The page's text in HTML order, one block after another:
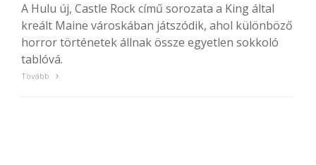
A Hulu új, Castle Rock című sorozata a King által
kreált Maine városkában játszódik, ahol különböző
horror történetek állnak össze egyetlen sokkoló
tablóvá.
Tovább